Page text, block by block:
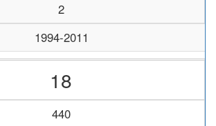
2
1994-2011
18
440